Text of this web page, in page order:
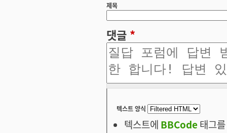
제목
댓글 *
텍스트 양식
텍스트에 BBCode태그